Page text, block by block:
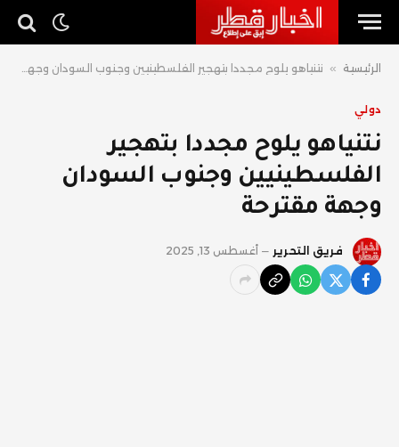
الرئيسية » نتنياهو يلوح مجددا بتهجير الفلسطينيين وجنوب السودان وجهة مقترحة
دولي
نتنياهو يلوح مجددا بتهجير
الفلسطينيين وجنوب السودان
وجهة مقترحة
فريق التحرير أغسطس 13, 2025